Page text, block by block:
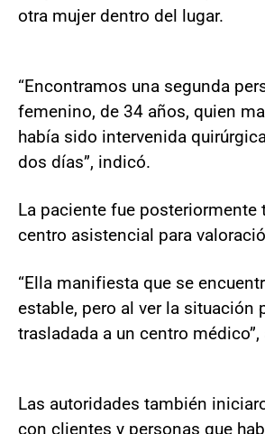
otra mujer dentro del lugar.
“Encontramos una segunda
femenino, de 34 años, quien
había sido intervenida
dos días”, indicó.
La paciente fue posteriormente
centro asistencial para
“Ella manifiesta que se
estable, pero al ver la situación
trasladada a un centro médico”,
Las autoridades también
con clientes y personas que